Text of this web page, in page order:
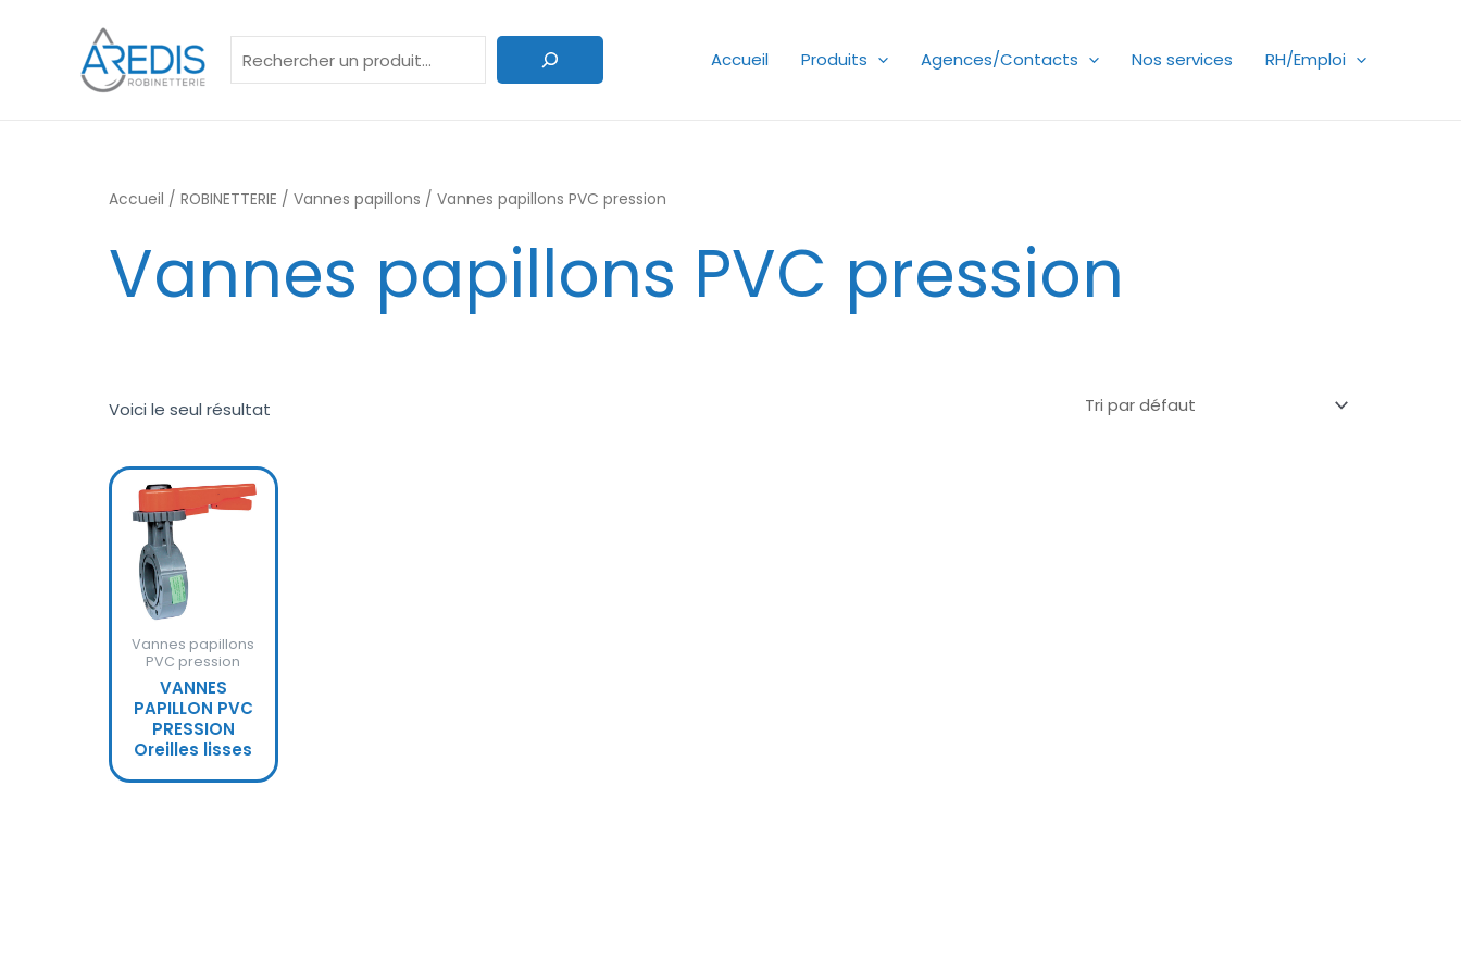
Accueil
Produits Agences/Contacts Nos services RH/Emploi
Accueil / ROBINETTERIE / Vannes papillons / Vannes papillons PVC pression
Vannes papillons PVC pression
Voici le seul résultat
Vannes papillons
PVC pression
VANNES
PAPILLON PVC
PRESSION
Oreilles lisses